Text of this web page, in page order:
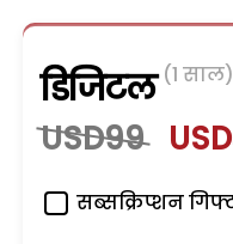
डिजिटल (1 साल)
USD99
सब्सक्रिप्शन